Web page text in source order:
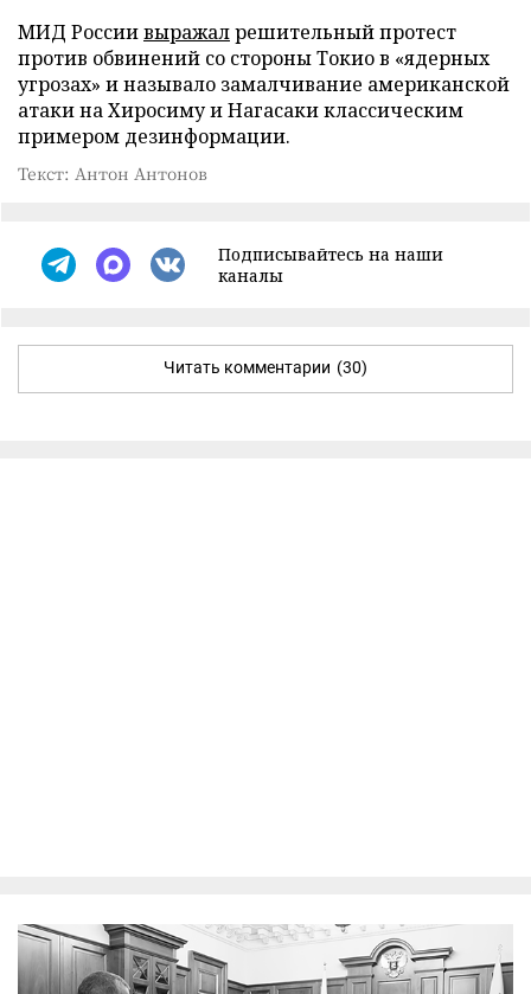
МИД Россиивыражалрешительный протест
против обвинений со стороны Токио в «ядерных
угрозах» и называло замалчивание американской
атаки на Хиросиму и Нагасаки классическим
примером дезинформации.
Текст: Антон Антонов
Подписывайтесь на наши
каналы
Читать комментарии (30)